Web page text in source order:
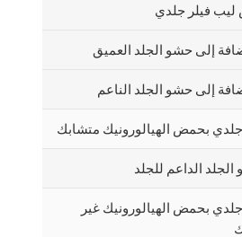
ليب فيلر جلدي
إلى حشو الجلد العميق
إلى حشو الجلد الناعم
بحمض الهيالورونيك متشابك
الداعم للجلد
بحمض الهيالورونيك غير